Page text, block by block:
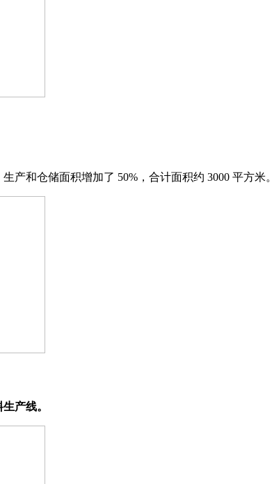
产和仓储面积增加了 50%，合计面积约 3000 平方米。
产线。